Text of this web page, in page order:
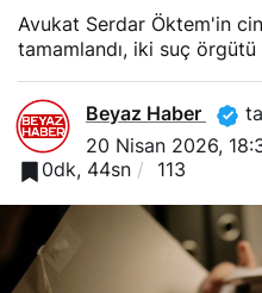
Avukat Serdar Öktem'in
tamamlandı, iki suç
Beyaz Haber
20 Nisan 2026,
0dk, 44sn
113